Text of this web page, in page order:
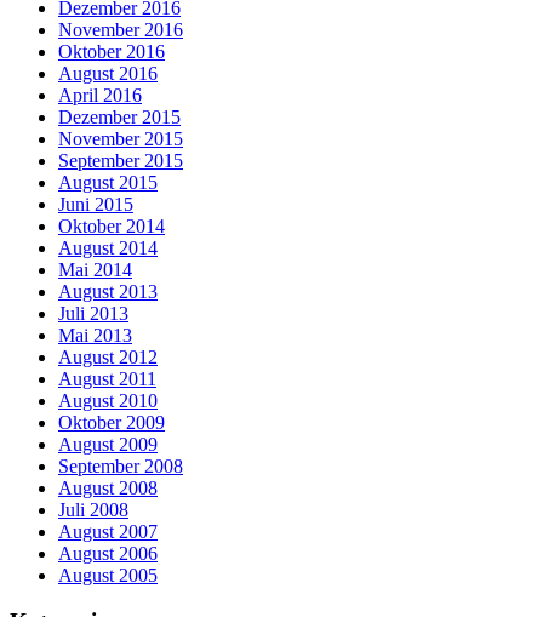
Dezember 2016
November 2016
Oktober 2016
August 2016
April 2016
Dezember 2015
November 2015
September 2015
August 2015
Juni 2015
Oktober 2014
August 2014
Mai 2014
August 2013
Juli 2013
Mai 2013
August 2012
August 2011
August 2010
Oktober 2009
August 2009
September 2008
August 2008
Juli 2008
August 2007
August 2006
August 2005